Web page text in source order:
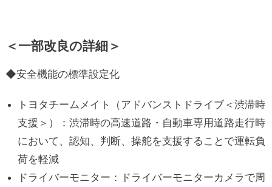
＜一部改良の詳細＞
◆安全機能の標準設定化
トヨタチームメイト（アドバンストドライブ＜渋滞時
支援＞）：渋滞時の高速道路・自動車専用道路走行時
において、認知、判断、操舵を支援することで運転負
荷を軽減
ドライバーモニター：ドライバーモニターカメラで周